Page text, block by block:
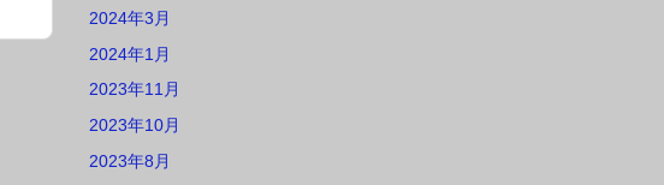
2024年3月
2024年1月
2023年11月
2023年10月
2023年8月